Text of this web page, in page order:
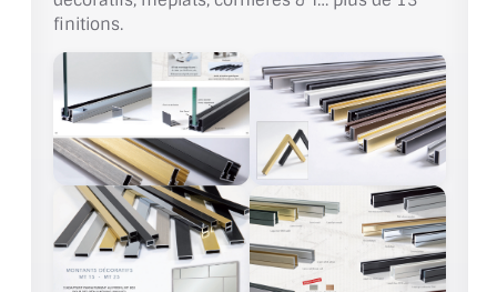
VERRE LAQUÉ/CRÉDENCE
VERRE FEUILLETÉ/TREMPÉ
DALLE DE SOL EN VERRE
PORTE EN VERRE
GARDE CORPS EN VERRE
VERRIÈRE TYPE ATELIER
finitions.